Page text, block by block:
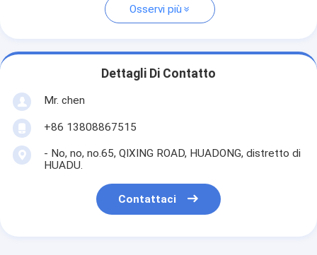
Osservi più
Dettagli Di Contatto
Mr. chen
+86 13808867515
- No, no, no.65, QIXING ROAD, HUADONG, distretto di
HUADU.
Contattaci